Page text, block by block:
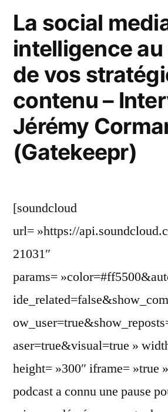
?
La social
intelligence
de vos
contenu –
Jérémy
(Gatekeepr)
[soundcloud
url= »https://
21031″
params=
aser=true&visual=true »
height= »300″ iframe= »true
podcast a connu une pause